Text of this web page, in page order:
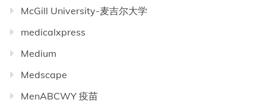
McGill University-麦吉尔大学
medicalxpress
Medium
Medscape
MenABCWY 疫苗